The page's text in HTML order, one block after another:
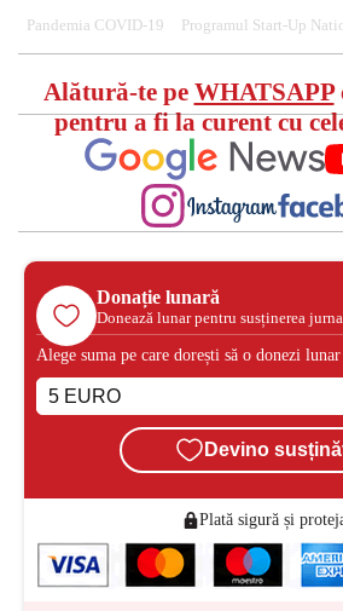
Pandemia COVID-19 Programul Start-Up
Alătură-te pe WHATSAPP
pentru a fi la curent cu
Donație lunară
Donează lunar pentru susținerea
Alege suma pe care dorești să o donezi lunar
Devino
Plată sigură și